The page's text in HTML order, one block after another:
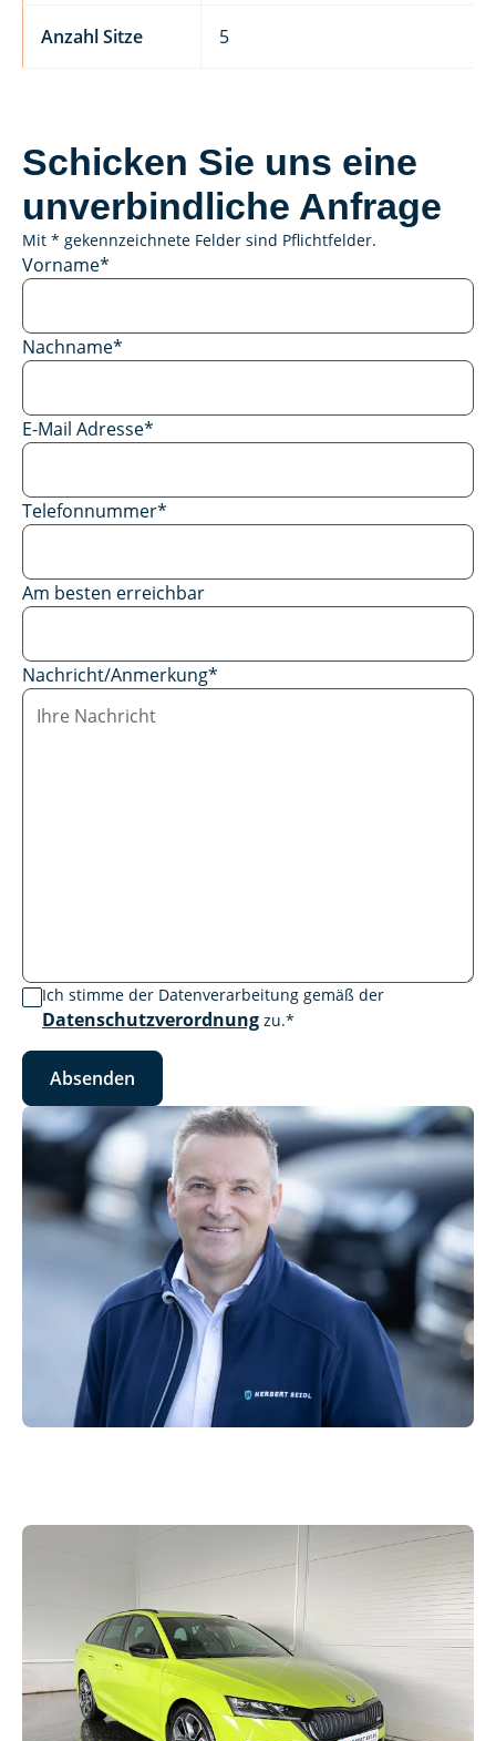
Anzahl Sitze 5
Schicken Sie uns eine
unverbindliche Anfrage
Mit * gekennzeichnete Felder sind Pflichtfelder.
Vorname*
Nachname*
E-Mail Adresse*
Telefonnummer*
Am besten erreichbar
Nachricht/Anmerkung*
Ich stimme der Datenverarbeitung gemäß der
Datenschutzverordnung zu.*
Absenden